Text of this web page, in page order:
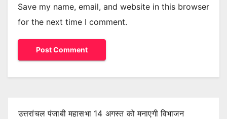
Save my name, email, and website in this browser
for the next time I comment.
उत्तरांचल पंजाबी महासभा 14 अगस्त को मनाएगी विभाजन